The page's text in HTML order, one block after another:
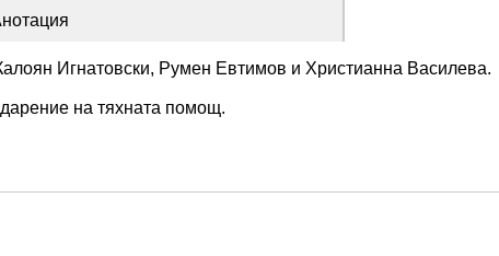
Игнатовски, Румен Евтимов и Христианна Василева.
на тяхната помощ.